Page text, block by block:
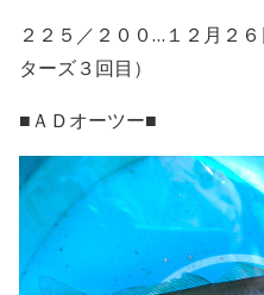
２２５／２００…１２月２
ターズ３回目）
■ＡＤオーツー■